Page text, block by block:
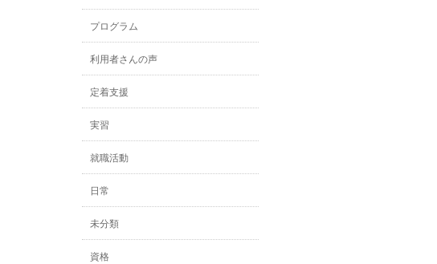
プログラム
利用者さんの声
定着支援
実習
就職活動
日常
未分類
資格